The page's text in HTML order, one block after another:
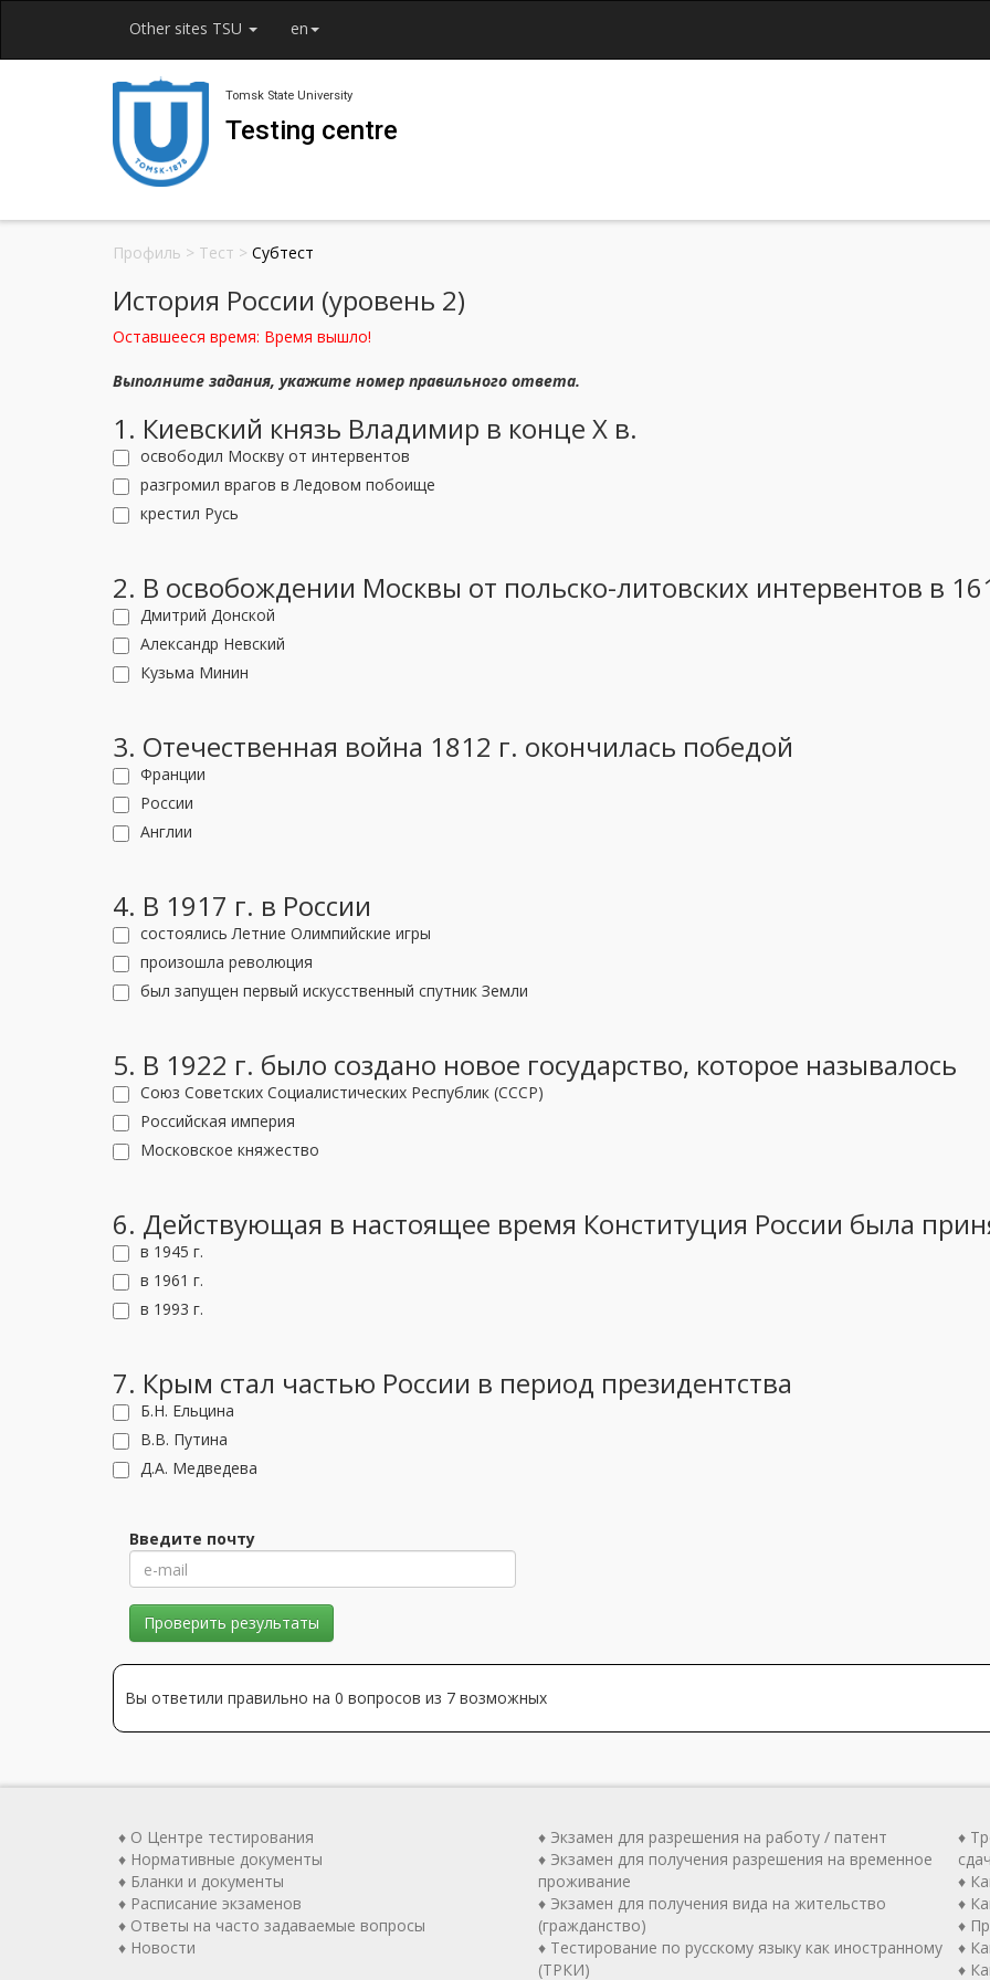
Other sites TSU en
Tomsk State University
Testing centre
Профиль > Тест > Субтест
История России (уровень 2)
Оставшееся время: Время вышло!
Выполните задания, укажите номер правильного ответа.
1. Киевский князь Владимир в конце X в.
освободил Москву от интервентов
разгромил врагов в Ледовом побоище
крестил Русь
2. В освобождении Москвы от польско-литовских интервентов в
Дмитрий Донской
Александр Невский
Кузьма Минин
3. Отечественная война 1812 г. окончилась победой
Франции
России
Англии
4. В 1917 г. в России
состоялись Летние Олимпийские игры
произошла революция
был запущен первый искусственный спутник Земли
5. В 1922 г. было создано новое государство, которое называлось
Союз Советских Социалистических Республик (СССР)
Российская империя
Московское княжество
6. Действующая в настоящее время Конституция России была
в 1945 г.
в 1961 г.
в 1993 г.
7. Крым стал частью России в период президентства
Б.Н. Ельцина
В.В. Путина
Д.А. Медведева
Введите почту
Проверить результаты
Вы ответили правильно на 0 вопросов из 7 возможных
♦ О Центре тестирования
♦ Нормативные документы
♦ Бланки и документы
♦ Расписание экзаменов
♦ Ответы на часто задаваемые вопросы
♦ Новости
♦ Экзамен для разрешения на работу / патент
♦ Экзамен для получения разрешения на временное
проживание
♦ Экзамен для получения вида на жительство
(гражданство)
♦ Тестирование по русскому языку как иностранному
(ТРКИ)
♦
♦
♦
♦
♦
♦